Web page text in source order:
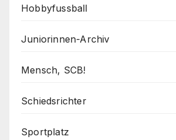
Hobbyfussball
Juniorinnen-Archiv
Mensch, SCB!
Schiedsrichter
Sportplatz